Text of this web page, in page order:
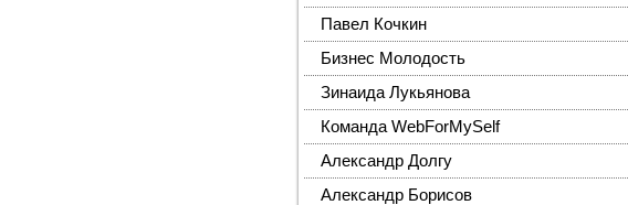
Павел Кочкин
Бизнес Молодость
Зинаида Лукьянова
Команда WebForMySelf
Александр Долгу
Александр Борисов